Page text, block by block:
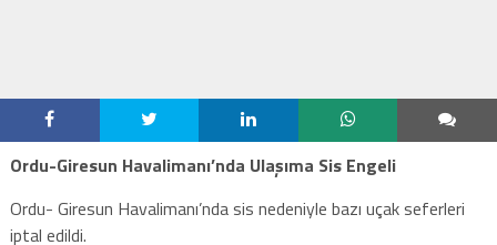
Ordu-Giresun Havalimanı’nda Ulaşıma Sis Engeli
Ordu- Giresun Havalimanı’nda sis nedeniyle bazı uçak seferleri
iptal edildi.